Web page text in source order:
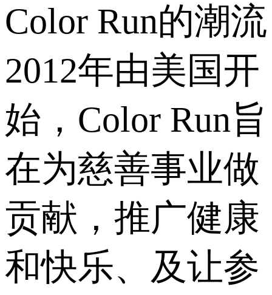
Color Run的潮流
2012年由美国开
始，Color Run旨
在为慈善事业做
贡献，推广健康
和快乐、及让参